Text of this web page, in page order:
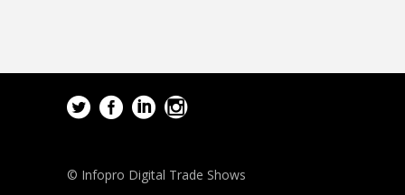
© Infopro Digital Trade Shows